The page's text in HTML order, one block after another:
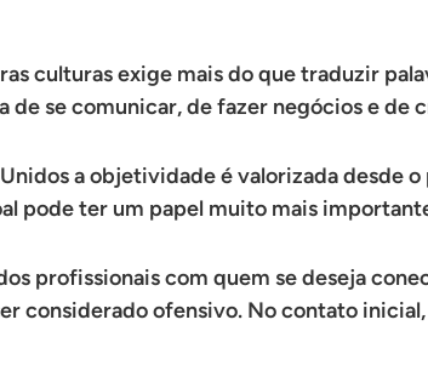
culturas exige mais do que traduzir
se comunicar, de fazer negócios e de
a objetividade é valorizada desde
pode ter um papel muito mais
profissionais com quem se deseja
considerado ofensivo. No contato